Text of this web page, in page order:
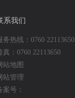
系我们
务热线：0760 22113650
真：0760 22113650
站地图
站管理
案号：